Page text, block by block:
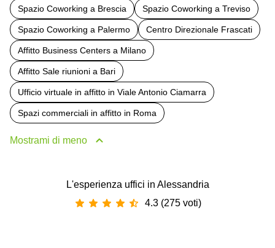
Spazio Coworking a Brescia Spazio Coworking a Treviso
Spazio Coworking a Palermo Centro Direzionale Frascati
Affitto Business Centers a Milano
Affitto Sale riunioni a Bari
Ufficio virtuale in affitto in Viale Antonio Ciamarra
Spazi commerciali in affitto in Roma
Mostrami di meno
L'esperienza uffici in Alessandria
4.3 (275 voti)